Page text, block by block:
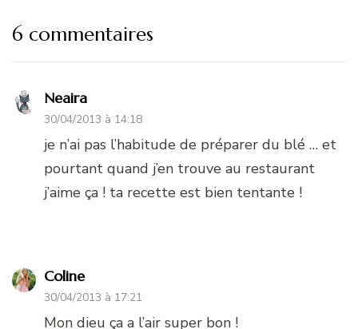
6 commentaires
Neaira
30/04/2013 à 14:18
je n’ai pas l’habitude de préparer du blé … et
pourtant quand j’en trouve au restaurant
j’aime ça ! ta recette est bien tentante !
Coline
30/04/2013 à 17:21
Mon dieu ça a l’air super bon !